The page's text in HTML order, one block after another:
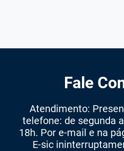
Fale
Atendimento:
telefone: de segunda
18h. Por e-mail e na
E-sic